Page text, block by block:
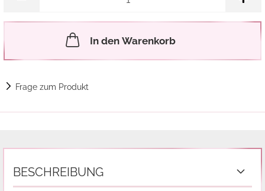
In den Warenkorb
Frage zum Produkt
BESCHREIBUNG